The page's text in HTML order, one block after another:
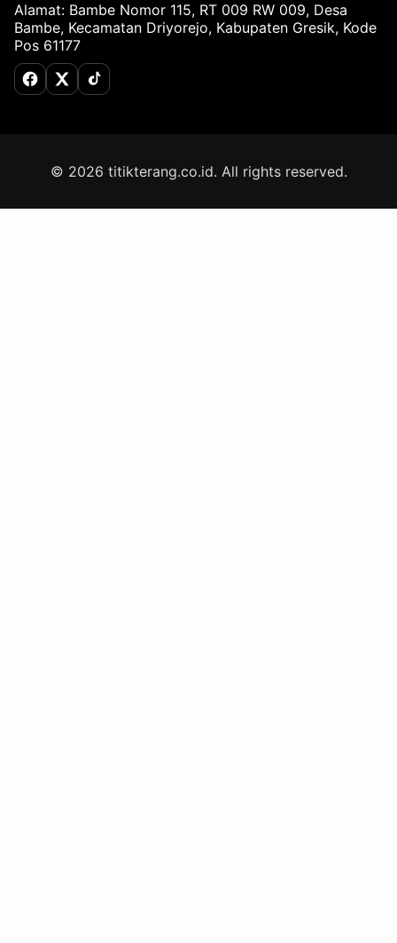
Alamat: Bambe Nomor 115, RT 009 RW 009, Desa
Bambe, Kecamatan Driyorejo, Kabupaten Gresik, Kode
Pos 61177
Facebook
X (Twitter)
TikTok
© 2026 titikterang.co.id. All rights reserved.